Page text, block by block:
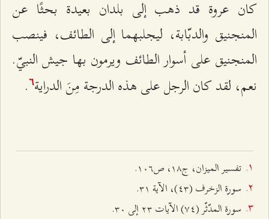
كان عروة قد ذهب إلى بلدان بعيدة بحثًا عن
المنجنيق والدبّابة، ليجلبهما إلى الطائف، فينصب
المنجنيق على أسوار الطائف ويرمون بها جيش النبيّ.
نعم، لقد كان الرجل على هذه الدرجة مِنَ الدراية٦.
تفسير الميزان، ج۱۸، ص۱۰٦.
سورة الزخرف (٤٣)، الآية ٣۱.
سورة المدّثّر (۷٤) الآيات ٢٣ إلى ٣۰.